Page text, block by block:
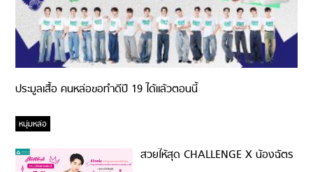
ประมูลเสื้อ คนหล่อขอทำดีปี 19 ได้แล้วตอนนี้
หนุ่มหล่อ
สวยให้สุด CHALLENGE X น้องฉัตร